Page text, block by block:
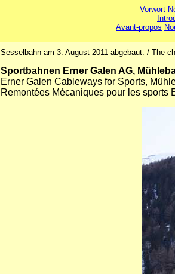
Vorwort
Avant-propos
Sesselbahn am 3. August 2011 abgebaut. / The
Sportbahnen Erner Galen AG,
Erner Galen Cableways for Sports,
Remontées Mécaniques pour les sports